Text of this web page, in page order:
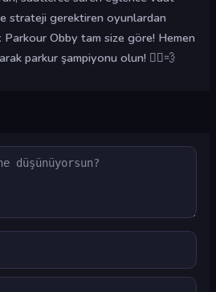
strateji gerektiren oyunlardan
Parkour Obby tam size göre! Hemen
parkur şampiyonu olun! 🏃‍♂️💨